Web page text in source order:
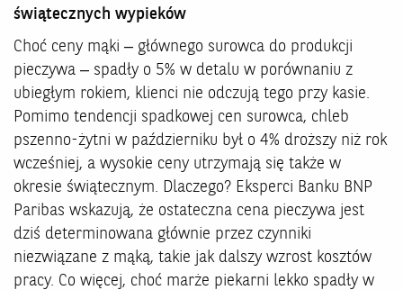
świątecznych wypieków
Choć ceny mąki – głównego surowca do produkcji
pieczywa – spadły o 5% w detalu w porównaniu z
ubiegłym rokiem, klienci nie odczują tego przy kasie.
Pomimo tendencji spadkowej cen surowca, chleb
pszenno-żytni w październiku był o 4% droższy niż rok
wcześniej, a wysokie ceny utrzymają się także w
okresie świątecznym. Dlaczego? Eksperci Banku BNP
Paribas wskazują, że ostateczna cena pieczywa jest
dziś determinowana głównie przez czynniki
niezwiązane z mąką, takie jak dalszy wzrost kosztów
pracy. Co więcej, choć marże piekarni lekko spadły w